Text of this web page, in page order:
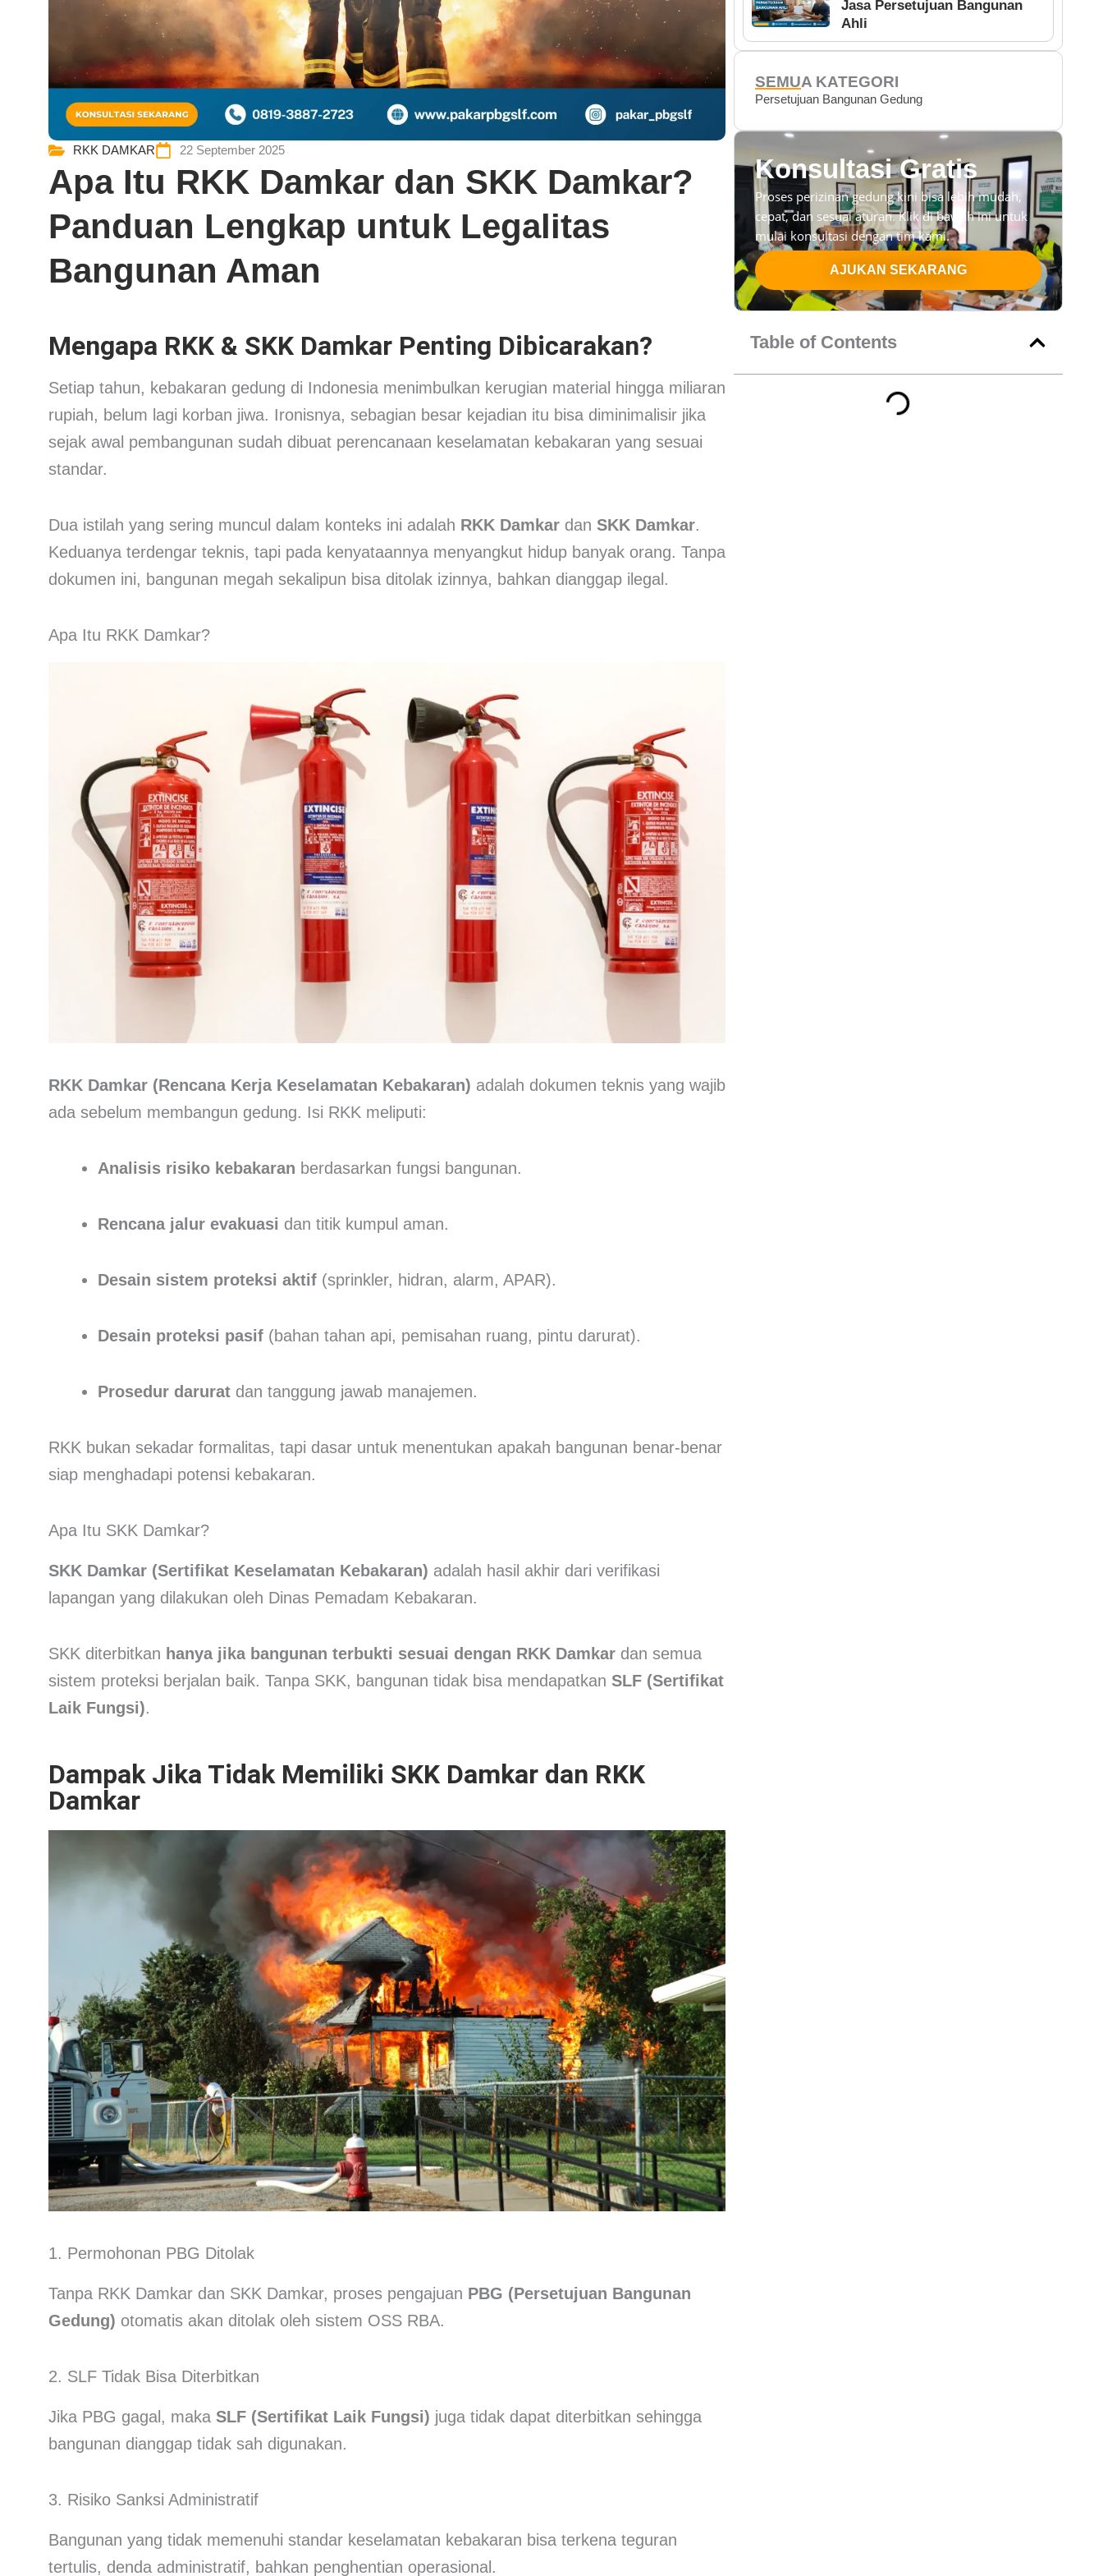
RKK DAMKAR 22 September 2025
Apa Itu RKK Damkar dan SKK Damkar?
Panduan Lengkap untuk Legalitas
Bangunan Aman
Mengapa RKK & SKK Damkar Penting Dibicarakan?
Setiap tahun, kebakaran gedung di Indonesia menimbulkan kerugian material hingga miliaran
rupiah, belum lagi korban jiwa. Ironisnya, sebagian besar kejadian itu bisa diminimalisir jika
sejak awal pembangunan sudah dibuat perencanaan keselamatan kebakaran yang sesuai
standar.
Dua istilah yang sering muncul dalam konteks ini adalah RKK Damkardan SKK Damkar.
Keduanya terdengar teknis, tapi pada kenyataannya menyangkut hidup banyak orang. Tanpa
dokumen ini, bangunan megah sekalipun bisa ditolak izinnya, bahkan dianggap ilegal.
Apa Itu RKK Damkar?
RKK Damkar (Rencana Kerja Keselamatan Kebakaran) adalah dokumen teknis yang wajib
ada sebelum membangun gedung. Isi RKK meliputi:
Analisis risiko kebakaran berdasarkan fungsi bangunan.
Rencana jalur evakuasi dan titik kumpul aman.
Desain sistem proteksi aktif(sprinkler, hidran, alarm, APAR).
Desain proteksi pasif(bahan tahan api, pemisahan ruang, pintu darurat).
Prosedur daruratdan tanggung jawab manajemen.
RKK bukan sekadar formalitas, tapi dasar untuk menentukan apakah bangunan benar-benar
siap menghadapi potensi kebakaran.
Apa Itu SKK Damkar?
SKK Damkar (Sertifikat Keselamatan Kebakaran) adalah hasil akhir dari verifikasi
lapangan yang dilakukan oleh Dinas Pemadam Kebakaran.
SKK diterbitkan hanya jika bangunan terbukti sesuai dengan RKK Damkardan semua
sistem proteksi berjalan baik. Tanpa SKK, bangunan tidak bisa mendapatkan SLF (Sertifikat
Laik Fungsi).
Dampak Jika Tidak Memiliki SKK Damkar dan RKK
Damkar
1. Permohonan PBG Ditolak
Tanpa RKK Damkar dan SKK Damkar, proses pengajuan PBG (Persetujuan Bangunan
Gedung) otomatis akan ditolak oleh sistem OSS RBA.
2. SLF Tidak Bisa Diterbitkan
Jika PBG gagal, maka SLF (Sertifikat Laik Fungsi) juga tidak dapat diterbitkan sehingga
bangunan dianggap tidak sah digunakan.
3. Risiko Sanksi Administratif
Bangunan yang tidak memenuhi standar keselamatan kebakaran bisa terkena teguran
tertulis, denda administratif, bahkan penghentian operasional.
Jasa Persetujuan Bangunan
Ahli
SEMUA KATEGORI
Persetujuan Bangunan Gedung
Konsultasi Gratis
Proses perizinan gedung kini bisa lebih mudah,
cepat, dan sesuai aturan. Klik di bawah ini untuk
mulai konsultasi dengan tim kami.
AJUKAN SEKARANG
Table of Contents